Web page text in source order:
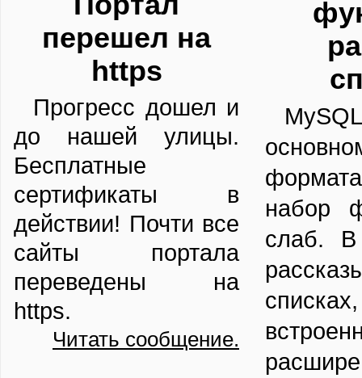
перешел на
https
Прогресс дошел и
до нашей улицы.
Бесплатные
сертификаты в
действии! Почти все
сайты портала
переведены на
https.
Читать сообщение.
набор
слаб. В